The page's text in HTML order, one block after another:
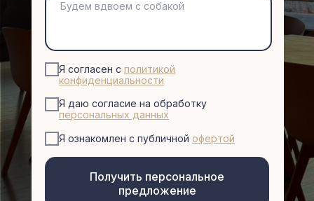
Я согласен с политикой
конфиденциальности
Я даю согласие на обработку
персональных данных
Я ознакомлен с публичной офертой
Получить персональное
предложение